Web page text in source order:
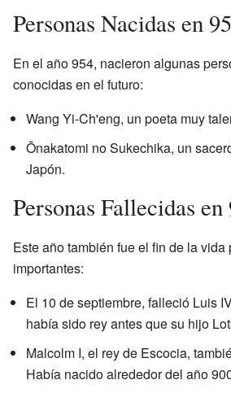
Personas Nacidas en
En el año 954, nacieron algunas
conocidas en el futuro:
Wang Yi-Ch'eng, un poeta muy
Ōnakatomi no Sukechika, un
Japón.
Personas Fallecidas en
Este año también fue el fin de la
importantes:
El 10 de septiembre, falleció Luis
había sido rey antes que su hijo
Malcolm I, el rey de Escocia,
Había nacido alrededor del año